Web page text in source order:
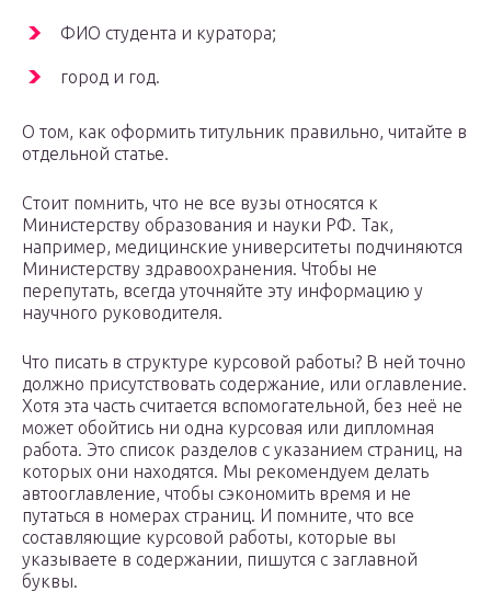
ФИО студента и куратора;
город и год.
О том, как оформить титульник правильно, читайте в
отдельной статье.
Стоит помнить, что не все вузы относятся к
Министерству образования и науки РФ. Так,
например, медицинские университеты подчиняются
Министерству здравоохранения. Чтобы не
перепутать, всегда уточняйте эту информацию у
научного руководителя.
Что писать в структуре курсовой работы? В ней точно
должно присутствовать содержание, или оглавление.
Хотя эта часть считается вспомогательной, без неё не
может обойтись ни одна курсовая или дипломная
работа. Это список разделов с указанием страниц, на
которых они находятся. Мы рекомендуем делать
автооглавление, чтобы сэкономить время и не
путаться в номерах страниц. И помните, что все
составляющие курсовой работы, которые вы
указываете в содержании, пишутся с заглавной
буквы.